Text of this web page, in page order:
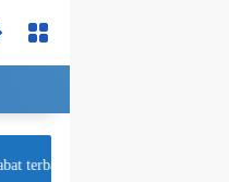
terbaik untuk kesehatan mental